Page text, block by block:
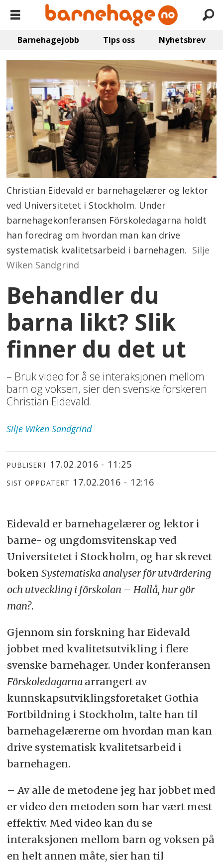
Barnehagejobb Tips oss Nyhetsbrev
Christian Eidevald er barnehagelærer og lektor
ved Universitetet i Stockholm. Under
barnehagekonferansen Förskoledagarna holdt
han foredrag om hvordan man kan drive
systematisk kvalitetsarbeid i barnehagen. Silje
Wiken Sandgrind
Behandler du
barna likt? Slik
finner du det ut
– Bruk video for å se interaksjonen mellom
barn og voksen, sier den svenske forskeren
Christian Eidevald.
Silje Wiken Sandgrind
PUBLISERT 17.02.2016 - 11:25
SIST OPPDATERT 17.02.2016 - 12:16
Eidevald er barnehagelærer og lektor i
barne- og ungdomsvitenskap ved
Universitetet i Stockholm, og har skrevet
boken Systematiska analyser för utvärdering
och utveckling i förskolan – Hallå, hur gör
man?.
Gjennom sin forskning har Eidevald
jobbet med kvalitetsutvikling i flere
svenske barnehager. Under konferansen
Förskoledagarna arrangert av
kunnskapsutviklingsforetaket Gothia
Fortbildning i Stockholm, talte han til
barnehagelærerne om hvordan man kan
drive systematisk kvalitetsarbeid i
barnehagen.
– Av alle de metodene jeg har jobbet med
er video den metoden som har vært mest
effektiv. Med video kan du se
interaksjonen mellom barn og voksen på
en helt annen måte, sier han til